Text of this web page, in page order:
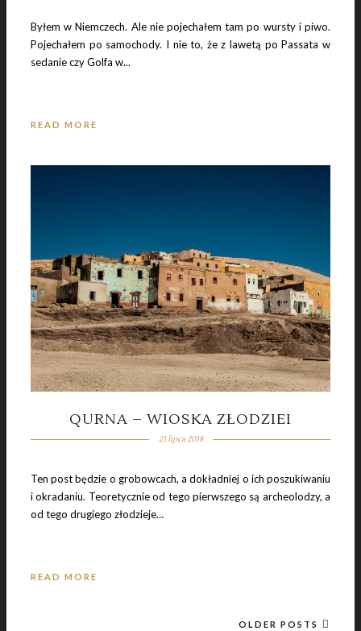
Byłem w Niemczech. Ale nie pojechałem tam po wursty i piwo.
Pojechałem po samochody. I nie to, że z lawetą po Passata w
sedanie czy Golfa w...
READ MORE
QURNA – WIOSKA ZŁODZIEI
21 lipca 2018
Ten post będzie o grobowcach, a dokładniej o ich poszukiwaniu
i okradaniu. Teoretycznie od tego pierwszego są archeolodzy, a
od tego drugiego złodzieje…
READ MORE
OLDER POSTS